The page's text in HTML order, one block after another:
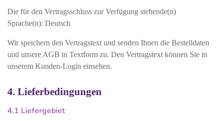
Die für den Vertragsschluss zur Verfügung stehende(n)
Sprache(n): Deutsch
Wir speichern den Vertragstext und senden Ihnen die Bestelldaten
und unsere AGB in Textform zu. Den Vertragstext können Sie in
unserem Kunden-Login einsehen.
4. Lieferbedingungen
4.1 Liefergebiet